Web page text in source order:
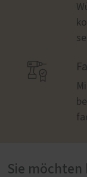

Sie möchten